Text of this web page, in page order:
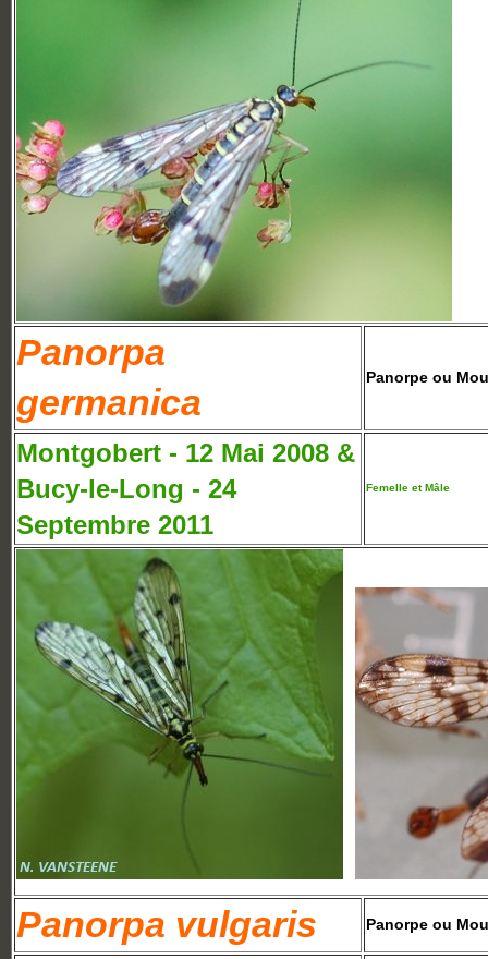
Panorpa
germanica
Panorpe ou
Montgobert - 12 Mai 2008 &
Bucy-le-Long - 24
Septembre 2011
Femelle et Mâle
Panorpa vulgaris Panorpe ou